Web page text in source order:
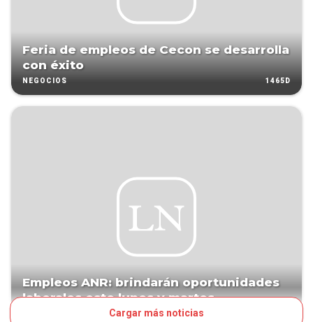
Feria de empleos de Cecon se desarrolla
con éxito
NEGOCIOS 1465D
Empleos ANR: brindarán oportunidades
laborales este lunes y martes
Cargar más noticias